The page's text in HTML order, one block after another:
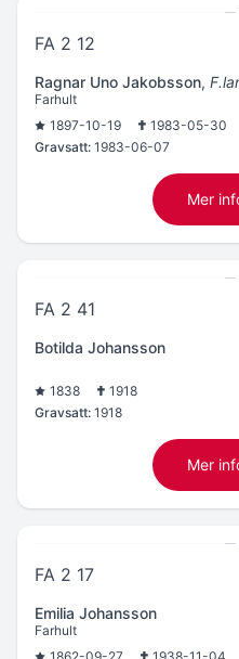
FA 2 12
Ragnar Uno Jakobsson,
Farhult
1897-10-19
1983-05-30
Gravsatt: 1983-06-07
Mer
FA 2 41
Botilda Johansson
1838
1918
Gravsatt: 1918
Mer
FA 2 17
Emilia Johansson
Farhult